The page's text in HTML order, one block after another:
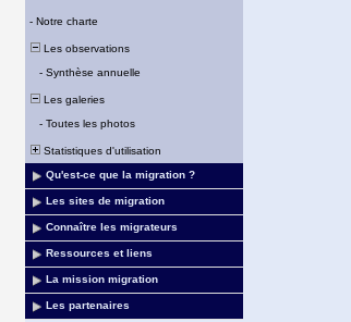
- Notre charte
Les observations
- Synthèse annuelle
Les galeries
- Toutes les photos
Statistiques d'utilisation
Qu'est-ce que la migration ?
Les sites de migration
Connaître les migrateurs
Ressources et liens
La mission migration
Les partenaires